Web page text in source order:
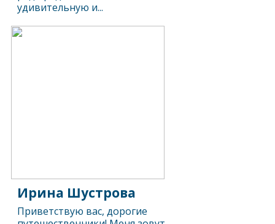
удивительную и...
Ирина Шустрова
Приветствую вас, дорогие